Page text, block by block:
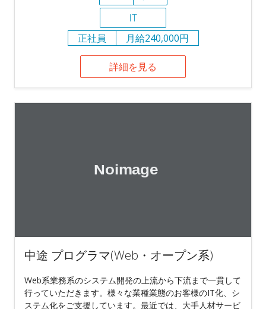
IT
正社員
月給240,000円
詳細を見る
中途 プログラマ(Web・オープン系)
Web系業務系のシステム開発の上流から下流まで一貫して
行っていただきます。様々な業種業態のお客様のIT化、シ
ステム化をご支援しています。最近では、大手人材サービ